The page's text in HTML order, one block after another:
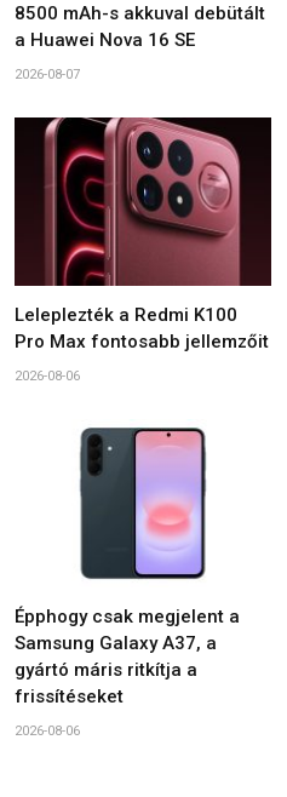
8500 mAh-s akkuval debütált
a Huawei Nova 16 SE
2026-08-07
Leleplezték a Redmi K100
Pro Max fontosabb jellemzőit
2026-08-06
Épphogy csak megjelent a
Samsung Galaxy A37, a
gyártó máris ritkítja a
frissítéseket
2026-08-06